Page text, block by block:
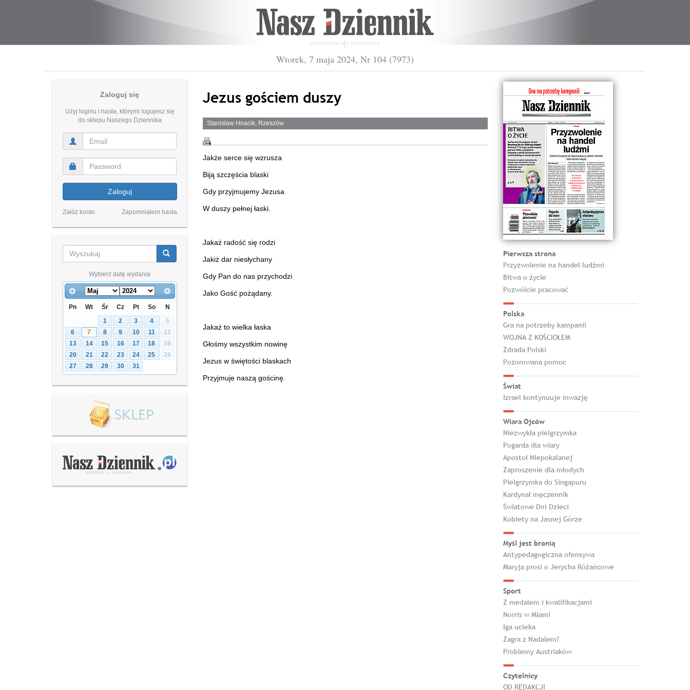
Wtorek, 7 maja 2024, Nr 104 (7973)
Zaloguj się
Użyj loginu i hasła, którymi logujesz się
do sklepu Naszego Dziennika
Zaloguj
Załóż konto Zapomniałem hasła
Wybierz datę wydania
Pn Wt Śr Cz Pt So
N
1
2 3 4
5
6
7 8 9 10 11
12
13
14 15 16 17 18
19
20
21 22 23 24 25
26
27
28 29 30 31
Jezus gościem duszy
Stanisław Hnacik, Rzeszów
Jakże serce się wzrusza
Biją szczęścia blaski
Gdy przyjmujemy Jezusa
W duszy pełnej łaski.
Jakaż radość się rodzi
Jakiż dar niesłychany
Gdy Pan do nas przychodzi
Jako Gość pożądany.
Jakaż to wielka łaska
Głośmy wszystkim nowinę
Jezus w świętości blaskach
Przyjmuje naszą gościnę.
Pierwsza strona
Przyzwolenie na handel ludźmi
Bitwa o życie
Pozwólcie pracować
Polska
Gra na potrzeby kampanii
WOJNA Z KOŚCIOŁEM
Zdrada Polski
Pozorowana pomoc
Świat
Izrael kontynuuje inwazję
Wiara Ojców
Niezwykła pielgrzymka
Pogarda dla wiary
Apostoł Niepokalanej
Zaproszenie dla młodych
Pielgrzymka do Singapuru
Kardynał męczennik
Światowe Dni Dzieci
Kobiety na Jasnej Górze
Myśl jest bronią
Antypedagogiczna ofensywa
Maryja prosi o Jerycha Różańcowe
Sport
Z medalem i kwalifikacjami
Norris w Miami
Iga ucieka
Zagra z Nadalem?
Problemy Austriaków
Czytelnicy
OD REDAKCJI